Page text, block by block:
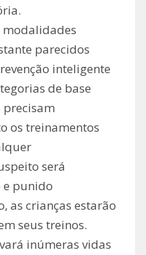
modalidades
parecidos
inteligente
de base
precisam
os treinamentos
será
punido
as crianças estarão
seus treinos.
inúmeras vidas